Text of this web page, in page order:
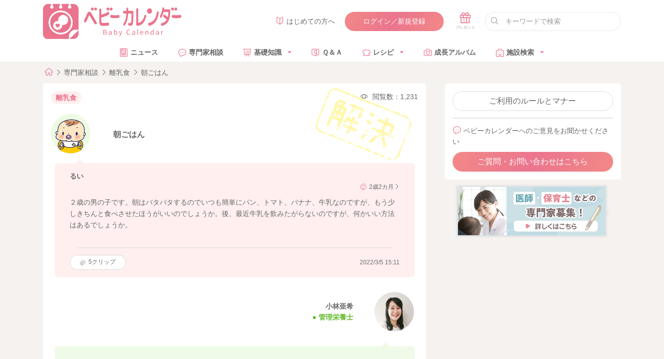
はじめての方へ ログイン／新規登録
ニュース 専門家相談 基礎知識 Ｑ＆Ａ レシピ 成長アルバム 施設検索
専門家相談 離乳食 朝ごはん
離乳食 閲覧数：1,231
朝ごはん
るい
2歳2カ月
２歳の男の子です。朝はバタバタするのでいつも簡単にパン、トマト、バナナ、牛乳なのですが、もう少
しきちんと食べさせたほうがいいのでしょうか。後、最近牛乳を飲みたがらないのですが、何かいい方法
はあるでしょうか。
5クリップ 2022/3/5 15:11
小林亜希
管理栄養士
ご利用のルールとマナー
ベビーカレンダーへのご意見をお聞かせくださ
い
ご質問・お問い合わせはこちら